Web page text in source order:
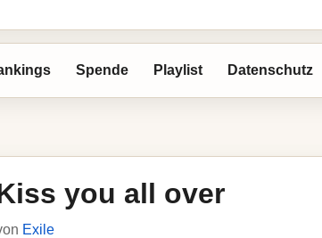
Spende Playlist Datenschutz
you all over
Exile